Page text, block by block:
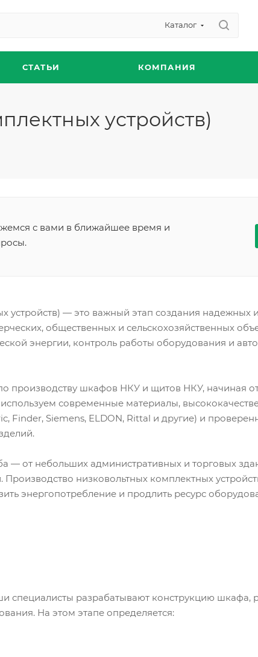
Каталог
СТАТЬИ КОМПАНИЯ
устройств)
с вами в ближайшее время и
устройств) — это важный этап создания надежных
общественных и сельскохозяйственных
энергии, контроль работы оборудования и
производству шкафов НКУ и щитов НКУ, начиная
современные материалы,
Finder, Siemens, ELDON, Rittal и другие) и
— от небольших административных и торговых
низковольтных комплектных
энергопотребление и продлить ресурс
специалисты разрабатывают конструкцию шкафа,
На этом этапе определяется: